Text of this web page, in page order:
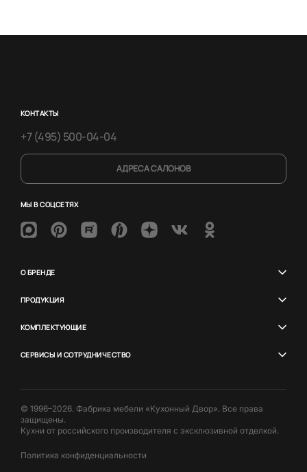
КОНТАКТЫ
+7 (495) 500-04-04
АДРЕСА САЛОНОВ
МЫ В СОЦСЕТЯХ
О БРЕНДЕ
ПРОДУКЦИЯ
КОМПЛЕКТУЮЩИЕ
СЕРВИСЫ И СОТРУДНИЧЕСТВО
© 1996–2026. Фабрика мебели «Кухонный Двор». Все права
защищены.
Кухни от российского производителя с эксклюзивной отделкой.
Политика конфиденциальности